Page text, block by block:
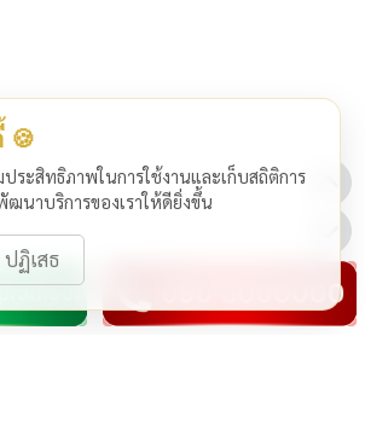
🍪
ประสิทธิภาพในการใช้งานและเก็บสถิติการ
นาบริการของเราให้ดียิ่งขึ้น
ปฏิเสธ